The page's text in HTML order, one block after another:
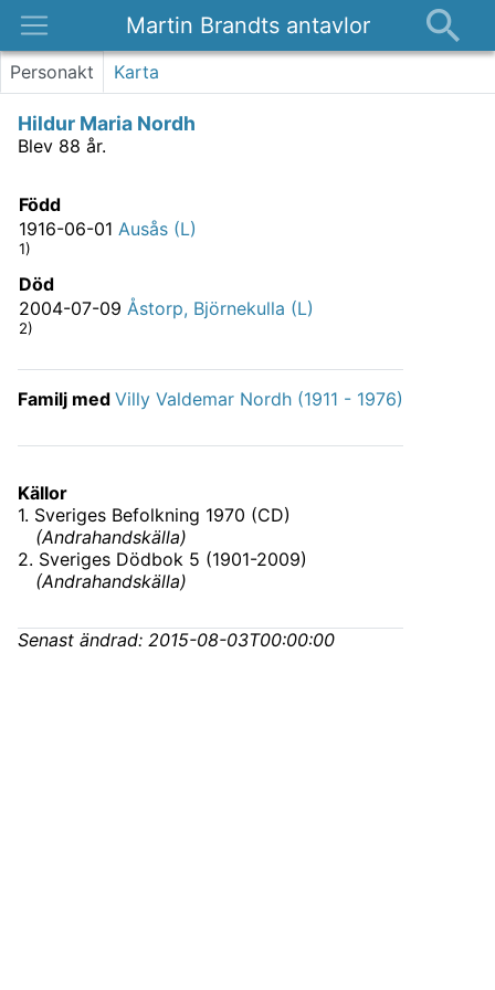
Martin Brandts antavlor
Platser
Om
Personakt Karta
Hildur Maria Nordh
Blev 88 år.
Född
1916-06-01 Ausås (L)
1)
Död
2004-07-09 Åstorp, Björnekulla (L)
2)
Familj med Villy Valdemar Nordh (1911 - 1976)
Källor
1. Sveriges Befolkning 1970 (CD)
(Andrahandskälla)
2. Sveriges Dödbok 5 (1901-2009)
(Andrahandskälla)
Senast ändrad: 2015-08-03T00:00:00